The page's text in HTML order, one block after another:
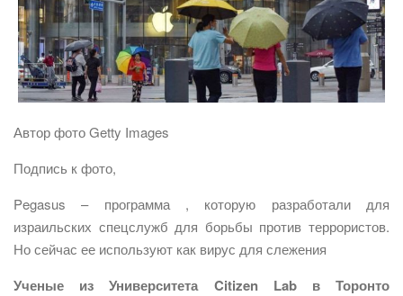
Автор фото Getty Images
Подпись к фото,
Pegasus – программа , которую разработали для
израильских спецслужб для борьбы против террористов.
Но сейчас ее используют как вирус для слежения
Ученые из Университета Citizen Lab в Торонто